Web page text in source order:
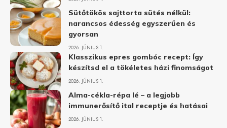
Sütőtökös sajttorta sütés nélkül:
narancsos édesség egyszerűen és
gyorsan
2026. JÚNIUS 1.
Klasszikus epres gombóc recept: Így
készítsd el a tökéletes házi finomságot
2026. JÚNIUS 1.
Alma-cékla-répa lé – a legjobb
immunerősítő ital receptje és hatásai
2026. JÚNIUS 1.